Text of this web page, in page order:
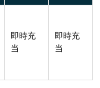
即時充
当
即時充
当